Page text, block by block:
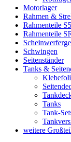
Motorlager
Rahmen &
Rahmenteile
Rahmenteile
Schwingen
Seitenständer
Tanks &
Tanks
Tank-
weitere